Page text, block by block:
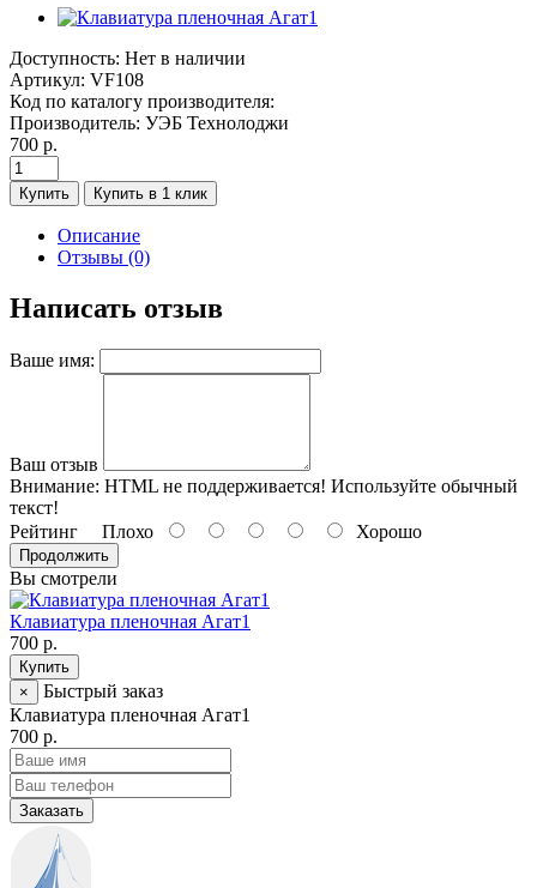
Доступность: Нет в наличии
Артикул: VF108
Код по каталогу производителя:
Производитель: УЭБ Технолоджи
700 р.
Купить Купить в 1 клик
Описание
Отзывы (0)
Написать отзыв
Ваше имя:
Ваш отзыв
Внимание: HTML не поддерживается! Используйте обычный
текст!
Рейтинг Плохо Хорошо
Продолжить
Вы смотрели
Клавиатура пленочная Агат1
700 р.
Купить
×
Быстрый заказ
Клавиатура пленочная Агат1
700 р.
Заказать